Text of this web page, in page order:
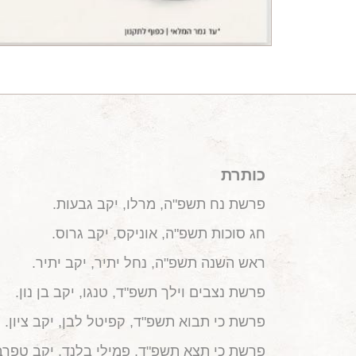
כותרת
פרשת נח תשפ"ה, מרלו, יקב גבעות.
חג סוכות תשפ"ה, אוניקס, יקב גרוס.
ראש השנה תשפ"ה, נחל יתיר, יקב יתיר.
פרשת נצבים וילך תשפ"ד, טנגו, יקב בן נון.
פרשת כי תבוא תשפ"ד, קפיטל לבן, יקב ציון.
פרשת כי תצא תשפ"ד, פמילי בלנד, יקב